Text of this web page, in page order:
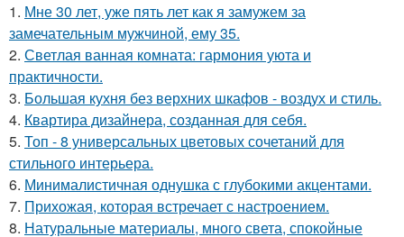
1. Мне 30 лет, уже пять лет как я замужем за
замечательным мужчиной, ему 35.
2. Светлая ванная комната: гармония уюта и
практичности.
3. Большая кухня без верхних шкафов - воздух и стиль.
4. Квартира дизайнера, созданная для себя.
5. Топ - 8 универсальных цветовых сочетаний для
стильного интерьера.
6. Минималистичная однушка с глубокими акцентами.
7. Прихожая, которая встречает с настроением.
8. Натуральные материалы, много света, спокойные